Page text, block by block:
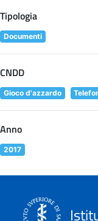
Tipologia
Documenti
CNDD
Gioco d'azzardo
Anno
2017